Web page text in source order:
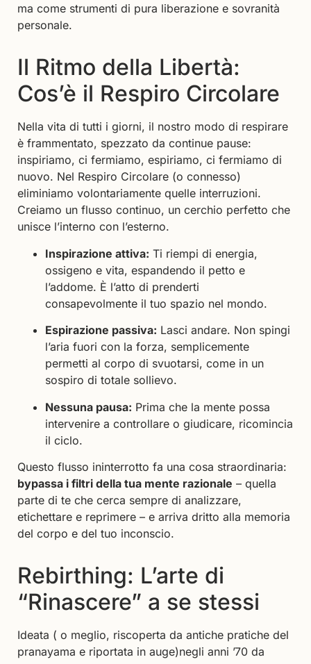
ma come strumenti di pura liberazione e sovranità
personale.
Il Ritmo della Libertà:
Cos’è il Respiro Circolare
Nella vita di tutti i giorni, il nostro modo di respirare
è frammentato, spezzato da continue pause:
inspiriamo, ci fermiamo, espiriamo, ci fermiamo di
nuovo. Nel Respiro Circolare (o connesso)
eliminiamo volontariamente quelle interruzioni.
Creiamo un flusso continuo, un cerchio perfetto che
unisce l’interno con l’esterno.
Inspirazione attiva: Ti riempi di energia,
ossigeno e vita, espandendo il petto e
l’addome. È l’atto di prenderti
consapevolmente il tuo spazio nel mondo.
Espirazione passiva: Lasci andare. Non spingi
l’aria fuori con la forza, semplicemente
permetti al corpo di svuotarsi, come in un
sospiro di totale sollievo.
Nessuna pausa: Prima che la mente possa
intervenire a controllare o giudicare, ricomincia
il ciclo.
Questo flusso ininterrotto fa una cosa straordinaria:
bypassa i filtri della tua mente razionale – quella
parte di te che cerca sempre di analizzare,
etichettare e reprimere – e arriva dritto alla memoria
del corpo e del tuo inconscio.
Rebirthing: L’arte di
“Rinascere” a se stessi
Ideata ( o meglio, riscoperta da antiche pratiche del
pranayama e riportata in auge)negli anni ’70 da